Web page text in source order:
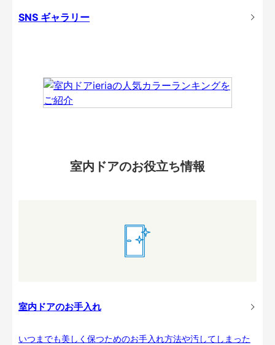
SNS ギャラリー
室内ドアのお役立ち情報
室内ドアのお手入れ
いつまでも美しく保つためのお手入れ方法や汚してしまった